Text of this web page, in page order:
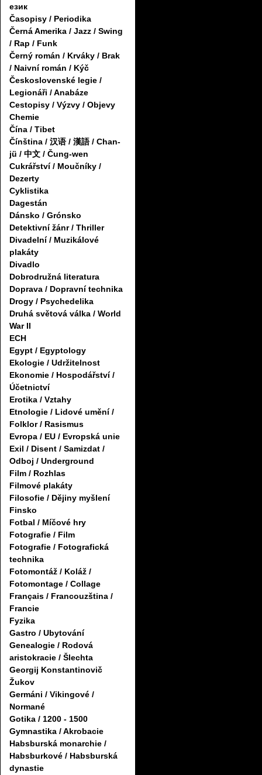
език
Časopisy / Periodika
Černá Amerika / Jazz / Swing
/ Rap / Funk
Černý román / Krváky / Brak
/ Naivní román / Kýč
Československé legie /
Legionáři / Anabáze
Cestopisy / Výzvy / Objevy
Chemie
Čína / Tibet
Čínština / 汉语 / 漢語 / Chan-
jü / 中文 / Čung-wen
Cukrářství / Moučníky /
Dezerty
Cyklistika
Dagestán
Dánsko / Grónsko
Detektivní žánr / Thriller
Divadelní / Muzikálové
plakáty
Divadlo
Dobrodružná literatura
Doprava / Dopravní technika
Drogy / Psychedelika
Druhá světová válka / World
War II
ECH
Egypt / Egyptology
Ekologie / Udržitelnost
Ekonomie / Hospodářství /
Účetnictví
Erotika / Vztahy
Etnologie / Lidové umění /
Folklor / Rasismus
Evropa / EU / Evropská unie
Exil / Disent / Samizdat /
Odboj / Underground
Film / Rozhlas
Filmové plakáty
Filosofie / Dějiny myšlení
Finsko
Fotbal / Míčové hry
Fotografie / Film
Fotografie / Fotografická
technika
Fotomontáž / Koláž /
Fotomontage / Collage
Français / Francouzština /
Francie
Fyzika
Gastro / Ubytování
Genealogie / Rodová
aristokracie / Šlechta
Georgij Konstantinovič
Žukov
Germáni / Vikingové /
Normané
Gotika / 1200 - 1500
Gymnastika / Akrobacie
Habsburská monarchie /
Habsburkové / Habsburská
dynastie